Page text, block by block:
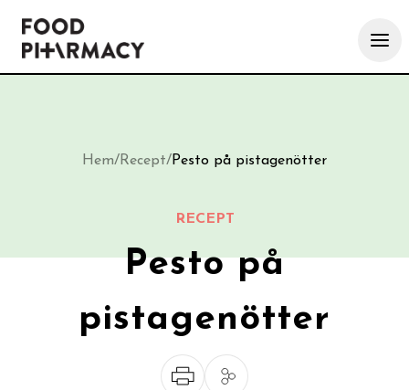
Hem/Recept/Pesto på pistagenötter
RECEPT
Pesto på
pistagenötter